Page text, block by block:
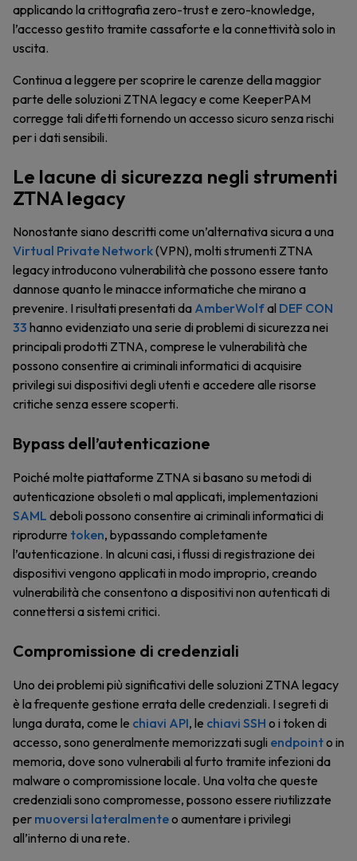
applicando la crittografia zero-trust e zero-knowledge,
l’accesso gestito tramite cassaforte e la connettività solo in
uscita.
Continua a leggere per scoprire le carenze della maggior
parte delle soluzioni ZTNA legacy e come KeeperPAM
corregge tali difetti fornendo un accesso sicuro senza rischi
per i dati sensibili.
Le lacune di sicurezza negli strumenti
ZTNA legacy
Nonostante siano descritti come un’alternativa sicura a una
Virtual Private Network(VPN), molti strumenti ZTNA
legacy introducono vulnerabilità che possono essere tanto
dannose quanto le minacce informatiche che mirano a
prevenire. I risultati presentati da AmberWolfal DEF CON
33 hanno evidenziato una serie di problemi di sicurezza nei
principali prodotti ZTNA, comprese le vulnerabilità che
possono consentire ai criminali informatici di acquisire
privilegi sui dispositivi degli utenti e accedere alle risorse
critiche senza essere scoperti.
Bypass dell’autenticazione
Poiché molte piattaforme ZTNA si basano su metodi di
autenticazione obsoleti o mal applicati, implementazioni
SAML deboli possono consentire ai criminali informatici di
riprodurre token, bypassando completamente
l’autenticazione. In alcuni casi, i flussi di registrazione dei
dispositivi vengono applicati in modo improprio, creando
vulnerabilità che consentono a dispositivi non autenticati di
connettersi a sistemi critici.
Compromissione di credenziali
Uno dei problemi più significativi delle soluzioni ZTNA legacy
è la frequente gestione errata delle credenziali. I segreti di
lunga durata, come le chiavi API, le chiavi SSH o i token di
accesso, sono generalmente memorizzati sugli endpointo in
memoria, dove sono vulnerabili al furto tramite infezioni da
malware o compromissione locale. Una volta che queste
credenziali sono compromesse, possono essere riutilizzate
per muoversi lateralmenteo aumentare i privilegi
all’interno di una rete.